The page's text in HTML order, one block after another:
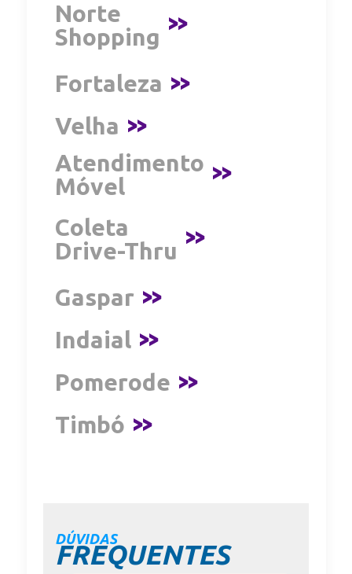
Norte
Shopping >>
Fortaleza >>
Velha >>
Atendimento
Móvel
>>
Coleta
Drive-Thru >>
Gaspar >>
Indaial >>
Pomerode >>
Timbó >>
DÚVIDAS
FREQUENTES